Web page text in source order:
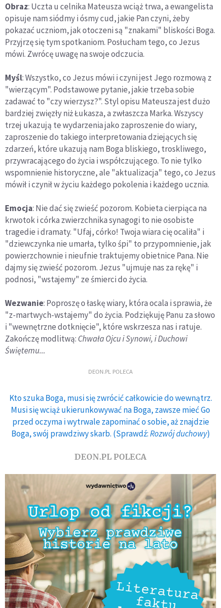
Obraz: Uczta u celnika Mateusza wciąż trwa, a ewangelista
opisuje nam siódmy i ósmy cud, jakie Pan czyni, żeby
pokazać uczniom, jak otoczeni są "znakami" bliskości Boga.
Przyjrzę się tym spotkaniom. Posłucham tego, co Jezus
mówi. Zwrócę uwagę na swoje odczucia.
Myśl: Wszystko, co Jezus mówi i czyni jest Jego rozmową z
"wierzącym". Podstawowe pytanie, jakie trzeba sobie
zadawać to "czy wierzysz?". Styl opisu Mateusza jest dużo
bardziej zwięzły niż Łukasza, a zwłaszcza Marka. Wszyscy
trzej ukazują te wydarzenia jako zaproszenie do wiary,
zaproszenie do takiego interpretowania dziejących się
zdarzeń, które ukazują nam Boga bliskiego, troskliwego,
przywracającego do życia i współczującego. To nie tylko
wspomnienie historyczne, ale "aktualizacja" tego, co Jezus
mówił i czynił w życiu każdego pokolenia i każdego ucznia.
Emocja: Nie dać się zwieść pozorom. Kobieta cierpiąca na
krwotok i córka zwierzchnika synagogi to nie osobiste
tragedie i dramaty. "Ufaj, córko! Twoja wiara cię ocaliła" i
"dziewczynka nie umarła, tylko śpi" to przypomnienie, jak
powierzchownie i nieufnie traktujemy obietnice Pana. Nie
dajmy się zwieść pozorom. Jezus "ujmuje nas za rękę" i
podnosi, "wstajemy" ze śmierci do życia.
Wezwanie: Poproszę o łaskę wiary, która ocala i sprawia, że
"z-martwych-wstajemy" do życia. Podziękuję Panu za słowo
i "wewnętrzne dotknięcie", które wskrzesza nas i ratuje.
Zakończę modlitwą: Chwała Ojcu i Synowi, i Duchowi
Świętemu...
DEON.PL POLECA
Kto szuka Boga, musi się zwrócić całkowicie do wewnątrz.
Musi się wciąż ukierunkowywać na Boga, zawsze mieć Go
przed oczyma i wytrwale zapominać o sobie, aż znajdzie
Boga, swój prawdziwy skarb. (Sprawdź:Rozwój duchowy)
DEON.PL POLECA